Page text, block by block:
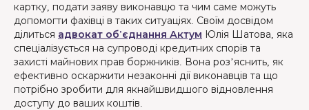
картку, подати заяву виконавцю та чим саме можуть
допомогти фахівці в таких ситуаціях. Своїм досвідом
ділиться адвокат об'єднання Актум Юлія Шатова, яка
спеціалізується на супроводі кредитних спорів та
захисті майнових прав боржників. Вона роз’яснить, як
ефективно оскаржити незаконні дії виконавців та що
потрібно зробити для якнайшвидшого відновлення
доступу до ваших коштів.